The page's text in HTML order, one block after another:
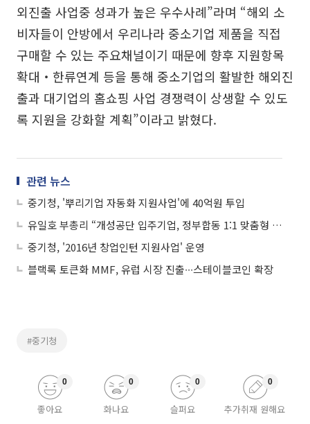
외진출 사업중 성과가 높은 우수사례”라며 “해외 소
비자들이 안방에서 우리나라 중소기업 제품을 직접
구매할 수 있는 주요채널이기 때문에 향후 지원항목
확대‧한류연계 등을 통해 중소기업의 활발한 해외진
출과 대기업의 홈쇼핑 사업 경쟁력이 상생할 수 있도
록 지원을 강화할 계획”이라고 밝혔다.
관련 뉴스
중기청, '뿌리기업 자동화 지원사업'에 40억원 투입
유일호 부총리 “개성공단 입주기업, 정부합동 1:1 맞춤형 지원”
중기청, '2016년 창업인턴 지원사업' 운영
블랙록 토큰화 MMF, 유럽 시장 진출∙∙∙스테이블코인 확장
#중기청
좋아요
0
화나요
0
슬퍼요
0
추가취재 원해요
0